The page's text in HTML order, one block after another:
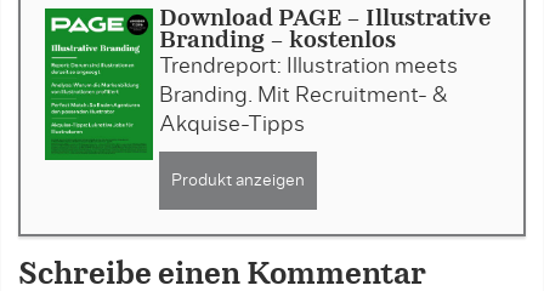
Download PAGE - Illustrative
Branding - kostenlos
Trendreport: Illustration meets
Branding. Mit Recruitment- &
Akquise-Tipps
Produkt anzeigen
Schreibe einen Kommentar